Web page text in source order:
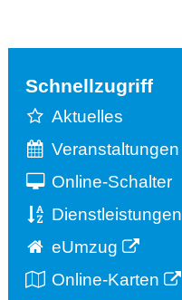
Schnellzugriff
Aktuelles
Veranstaltungen
Online-Schalter
Dienstleistungen
eUmzug
Online-Karten